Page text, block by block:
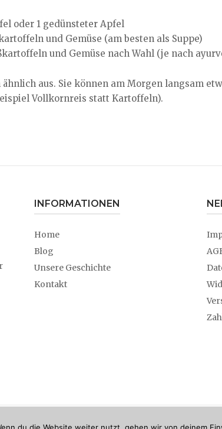
oder 1 gedünsteter Apfel
und Gemüse (am besten als Suppe)
und Gemüse nach Wahl (je nach
aus. Sie können am Morgen langsam
Vollkornreis statt Kartoffeln).
INFORMATIONEN
Home
Blog
Unsere Geschichte
Kontakt
Copyright © 2026, Neera -